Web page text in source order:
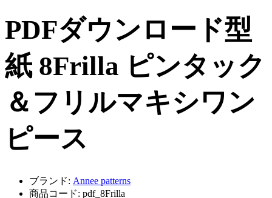
PDFダウンロード型
紙 8Frilla ピンタック
＆フリルマキシワン
ピース
ブランド: Annee patterns
商品コード: pdf_8Frilla